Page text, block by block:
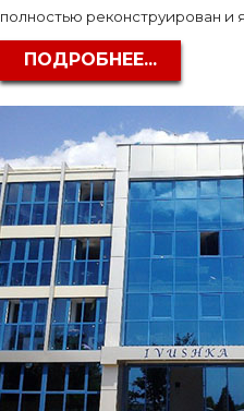
полностью реконструирован и
ПОДРОБНЕЕ...